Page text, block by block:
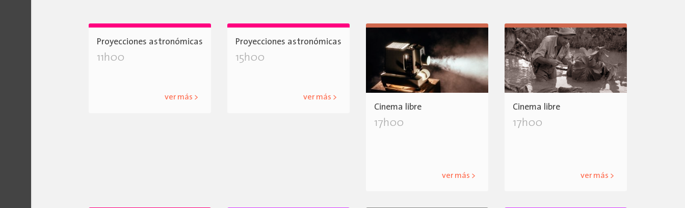
Proyecciones astronómicas
11h00
ver más >
Proyecciones astronómicas
15h00
ver más >
Cinema libre
17h00
ver más >
Cinema libre
17h00
ver más >